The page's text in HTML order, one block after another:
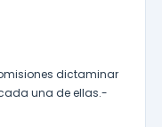
dictaminar
una de ellas.-